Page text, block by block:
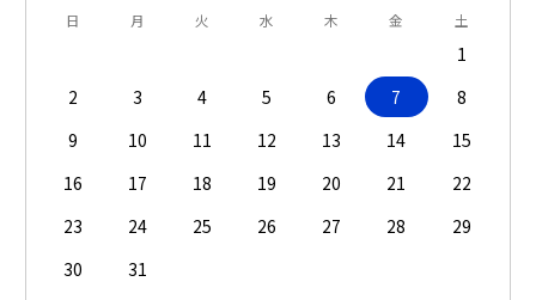
日 月 火 水 木 金 土
1
2
3 4 5 6 7
8
9
10 11 12 13 14
15
16
17 18 19 20 21
22
23
24 25 26 27 28
29
30
31